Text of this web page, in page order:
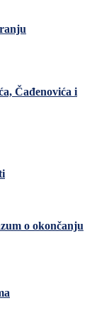
Čađenovića i
o okončanju